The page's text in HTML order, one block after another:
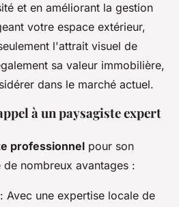
et en améliorant la gestion
votre espace extérieur,
l'attrait visuel de
sa valeur immobilière,
dans le marché actuel.
à un paysagiste expert
professionnel pour son
nombreux avantages :
: Avec une expertise locale de